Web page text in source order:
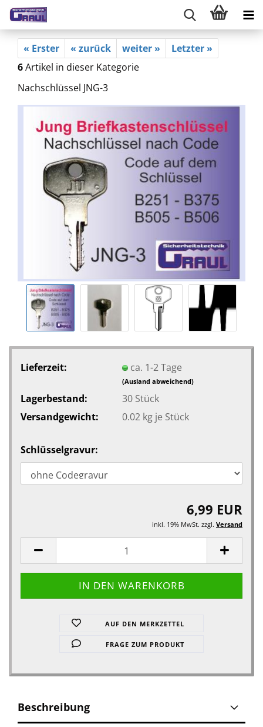
« Erster « zurück weiter »
Letzter »
6Artikel in dieser Kategorie
Nachschlüssel JNG-3
Lieferzeit: ca. 1-2 Tage
(Ausland abweichend)
Lagerbestand: 30 Stück
Versandgewicht:
0.02kg je Stück
Schlüsselgravur:
6,99 EUR
inkl. 19% MwSt. zzgl. Versand
AUF DEN MERKZETTEL
FRAGE ZUM PRODUKT
Beschreibung